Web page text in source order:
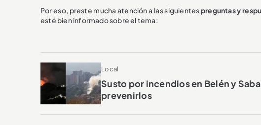
Por eso, preste mucha atención a las siguientespreguntas y
esté bien informado sobre el tema:
Local
Susto por incendios en Belén y
prevenirlos